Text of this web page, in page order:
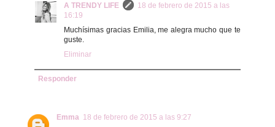
A TRENDY LIFE
18 de febrero de 2015 a las
16:19
Muchísimas gracias Emilia, me alegra mucho que te
guste.
Eliminar
Responder
Emma 18 de febrero de 2015 a las 9:27